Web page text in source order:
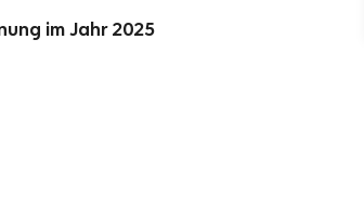
im Jahr 2025